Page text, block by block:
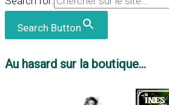
Search Button
Au hasard sur la boutique...